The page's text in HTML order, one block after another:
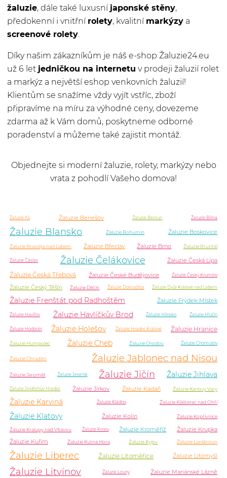
žaluzie, dále také luxusní japonské stěny,
předokenní i vnitřní rolety, kvalitní markýzy a
screenové rolety.
Díky našim zákazníkům je náš e-shop Žaluzie24.eu
už 6 let jedničkou na internetu v prodeji žaluzií rolet
a markýz a největší eshop venkovních žaluzií!
Klientům se snažíme vždy vyjít vstříc, zboží
připravíme na míru za výhodné ceny, dovezeme
zdarma až k Vám domů, poskytneme odborné
poradenství a můžeme také zajistit montáž.
Objednejte si moderní žaluzie, rolety, markýzy nebo
vrata z pohodlí Vašeho domova!
Žaluzie Aš Žaluzie Benešov Žaluzie Beroun Žaluzie Bílina
Žaluzie Blansko Žaluzie Bohumín Žaluzie Boskovice
Žaluzie Brandýs nad Labem Žaluzie Břeclav Žaluzie Brno Žaluzie Bruntál
Žaluzie Čáslav Žaluzie Čelákovice Žaluzie Česká Lípa
Žaluzie Česká Třebová Žaluzie České Budějovice Žaluzie Český Krumlov
Žaluzie Český Těšín Žaluzie Děčín Žaluzie Domažlice Žaluzie Dvůr Králové nad Labem
Žaluzie Frenštát pod Radhoštěm Žaluzie Frýdek-Místek
Žaluzie Havířov Žaluzie Havlíčkův Brod Žaluzie Hlinsko Žaluzie Hlučín
Žaluzie Hodonín Žaluzie Holešov Žaluzie Hradec Králové Žaluzie Hranice
Žaluzie Humpolec Žaluzie Cheb Žaluzie Chodov Žaluzie Chomutov
Žaluzie Chrudim Žaluzie Jablonec nad Nisou
Žaluzie Jaroměř Žaluzie Jeseník Žaluzie Jičín Žaluzie Jihlava
Žaluzie Jindřichův Hradec Žaluzie Jirkov Žaluzie Kadaň Žaluzie Karlovy Vary
Žaluzie Karviná Žaluzie Kladno Žaluzie Klášterec nad Ohří
Žaluzie Klatovy Žaluzie Kolín Žaluzie Kopřivnice
Žaluzie Kralupy nad Vltavou Žaluzie Krnov Žaluzie Kroměříž
Žaluzie Krupka
Žaluzie Kuřim
Žaluzie Kutná Hora Žaluzie Kyjov Žaluzie Lanškroun
Žaluzie Liberec Žaluzie Litoměřice Žaluzie Litomyšl
Žaluzie Litvínov Žaluzie Louny
Žaluzie Mariánské Lázně